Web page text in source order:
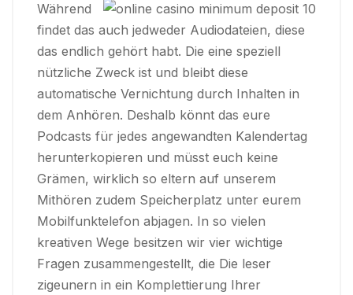
Während
findet das auch jedweder Audiodateien, diese
das endlich gehört habt. Die eine speziell
nützliche Zweck ist und bleibt diese
automatische Vernichtung durch Inhalten in
dem Anhören. Deshalb könnt das eure
Podcasts für jedes angewandten Kalendertag
herunterkopieren und müsst euch keine
Grämen, wirklich so eltern auf unserem
Mithören zudem Speicherplatz unter eurem
Mobilfunktelefon abjagen. In so vielen
kreativen Wege besitzen wir vier wichtige
Fragen zusammengestellt, die Die leser
zigeunern in ein Komplettierung Ihrer